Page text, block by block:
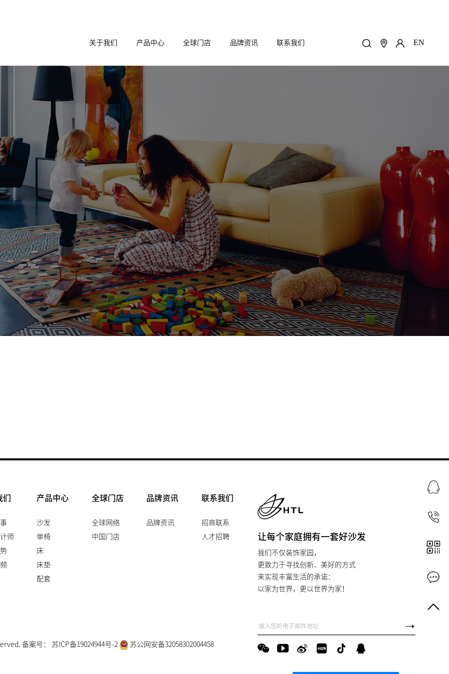
关于我们 产品中心 全球门店 品牌资讯 联系我们 EN
们
师
产品中心
沙发
单椅
床
床垫
配套
全球门店
全球网络
中国门店
品牌资讯
品牌资讯
联系我们
招商联系
人才招聘
备案号： 苏ICP备19024944号-2 苏公网安备32058302004458
让每个家庭拥有一套好沙发
我们不仅装饰家园，
更致力于寻找创新、美好的方式
来实现丰富生活的承诺：
以家为世界，更以世界为家！